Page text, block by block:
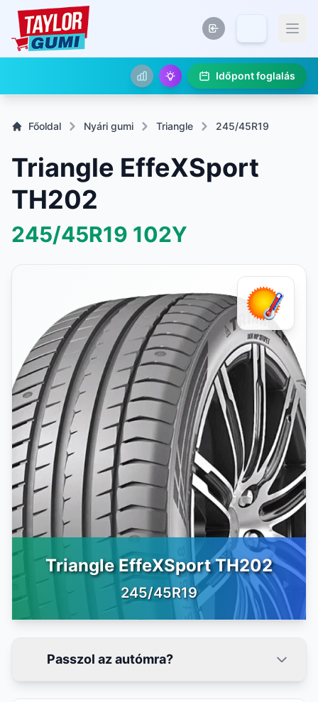
Időpont foglalás
Főoldal Nyári gumi Triangle 245/45R19
Triangle EffeXSport
TH202
245/45R19 102Y
Triangle EffeXSport TH202
245/45R19
Passzol az autómra?